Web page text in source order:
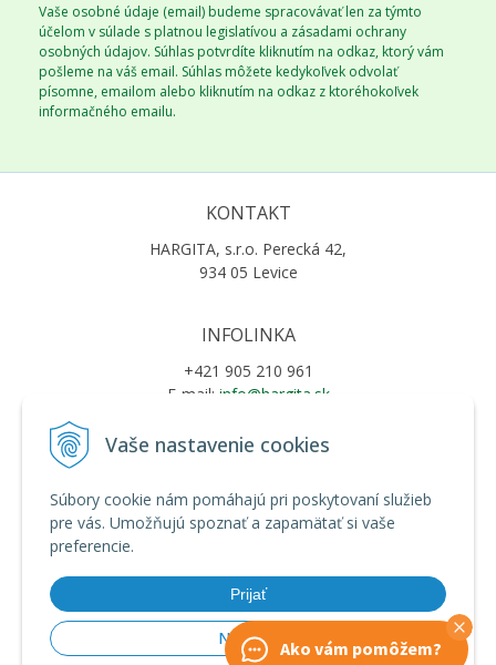
Vaše nastavenie cookies
Súbory cookie nám pomáhajú pri poskytovaní služieb
pre vás. Umožňujú spoznať a zapamätať si vaše
preferencie.
Prijať
Nastaviť
Vaše osobné údaje (email) budeme spracovávať len za týmto
účelom v súlade s platnou legislatívou a zásadami ochrany
osobných údajov. Súhlas potvrdíte kliknutím na odkaz, ktorý vám
pošleme na váš email. Súhlas môžete kedykoľvek odvolať
písomne, emailom alebo kliknutím na odkaz z ktoréhokoľvek
informačného emailu.
KONTAKT
HARGITA, s.r.o. Perecká 42,
934 05 Levice
INFOLINKA
+421 905 210 961
E-mail: info@hargita.sk
Obchodné podmienky
Ochrana osobných údajov
Reklamačný poriadok
Riešenie sporov online (RSO)
© 2026 HARGITA •tvorba eshopu cez UNIobchod,webhostingspoločnosti
Ako vám pomôžem?